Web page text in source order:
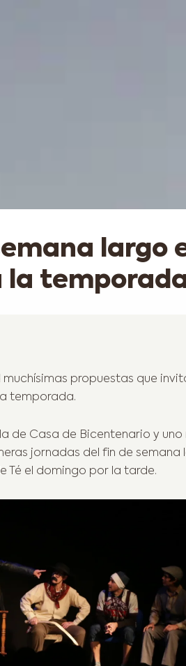
largo
propuestas que
temporada.
de Casa de Bicentenario y uno
jornadas del fin de semana
Té el domingo por la tarde.